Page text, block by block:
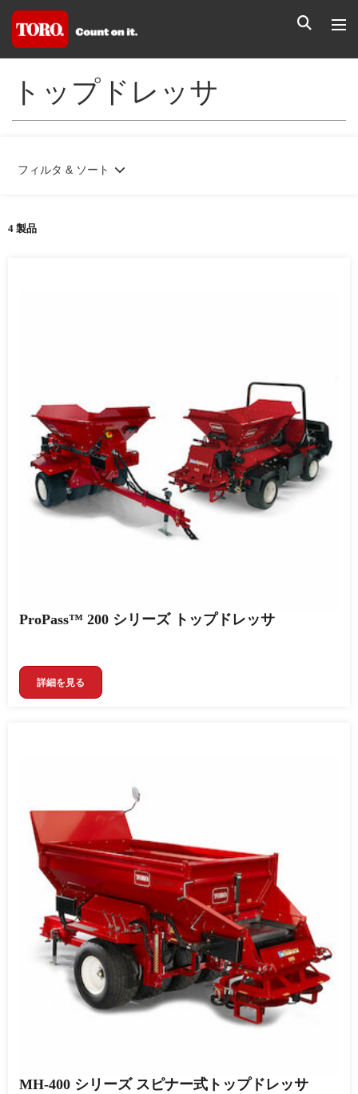
トップドレッサ
4 製品
フィルタ & ソート
ProPass™ 200 シリーズ トップドレッサ
詳細を見る
MH-400 シリーズ スピナー式トップドレッサ